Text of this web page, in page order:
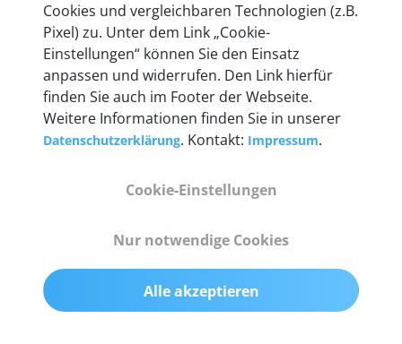
Technische Details &
Lieferumfang
Abmessungen
Gewicht
200 g
Cookies und vergleichbaren Technologien (z.B.
Pixel) zu. Unter dem Link „Cookie-
Einstellungen“ können Sie den Einsatz
anpassen und widerrufen. Den Link hierfür
finden Sie auch im Footer der Webseite.
Weitere Informationen finden Sie in unserer
Datenschutzerklärung. Kontakt: Impressum.
Cookie-Einstellungen
Nur notwendige Cookies
Alle akzeptieren